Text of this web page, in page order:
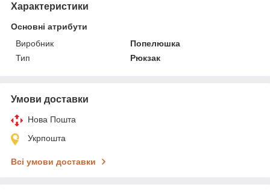
Характеристики
Основні атрибути
Виробник
Попелюшка
Тип
Рюкзак
Умови доставки
Нова Пошта
Укрпошта
Всі умови доставки